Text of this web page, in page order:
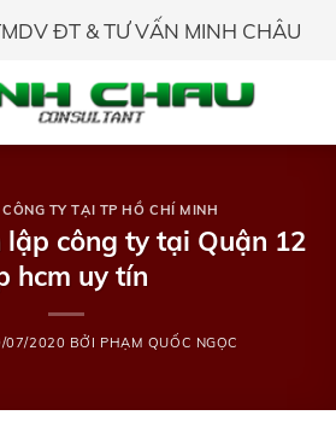
ĐT & TƯ VẤN MINH CHÂU
TY TẠI TP HỒ CHÍ MINH
lập công ty tại Quận 12
hcm uy tín
07/2020 BỞI PHẠM QUỐC NGỌC